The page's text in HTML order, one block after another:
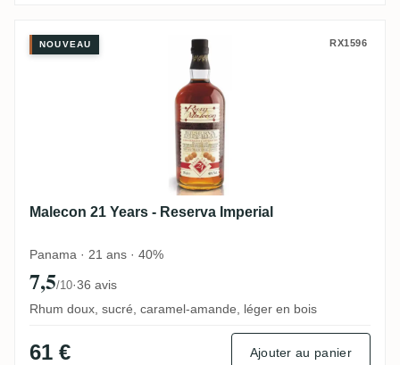
Malecon 21 Years - Reserva Imperial
NOUVEAU RX1596
Malecon 21 Years - Reserva Imperial
Panama · 21 ans · 40%
7,5/10·36 avis
Rhum doux, sucré, caramel-amande, léger en bois
61 € Ajouter au panier